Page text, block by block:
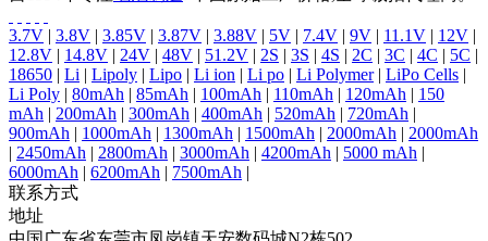
3.7V | 3.8V | 3.85V | 3.87V | 3.88V | 5V | 7.4V | 9V | 11.1V | 12V |
12.8V | 14.8V | 24V | 48V | 51.2V | 2S | 3S | 4S | 2C | 3C | 4C | 5C |
18650 | Li | Lipoly | Lipo | Li ion | Li po | Li Polymer| LiPo Cells |
Li Poly | 80mAh | 85mAh | 100mAh | 110mAh | 120mAh | 150
mAh | 200mAh | 300mAh | 400mAh | 520mAh | 720mAh |
900mAh | 1000mAh | 1300mAh | 1500mAh | 2000mAh | 2000mAh
| 2450mAh | 2800mAh | 3000mAh | 4200mAh | 5000 mAh |
6000mAh | 6200mAh | 7500mAh |
联系方式
地址